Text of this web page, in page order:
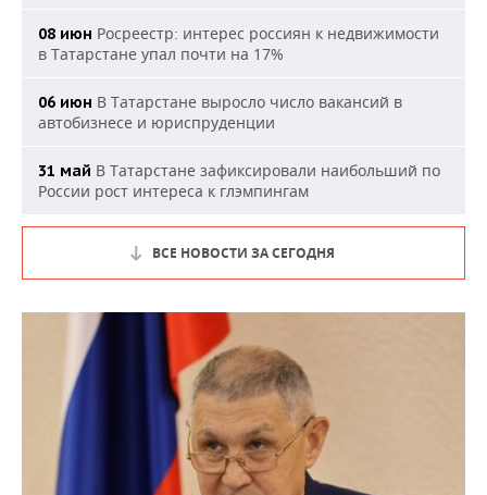
08 июн Росреестр: интерес россиян к недвижимости
в Татарстане упал почти на 17%
06 июн В Татарстане выросло число вакансий в
автобизнесе и юриспруденции
31 май В Татарстане зафиксировали наибольший по
России рост интереса к глэмпингам
ВСЕ НОВОСТИ ЗА СЕГОДНЯ